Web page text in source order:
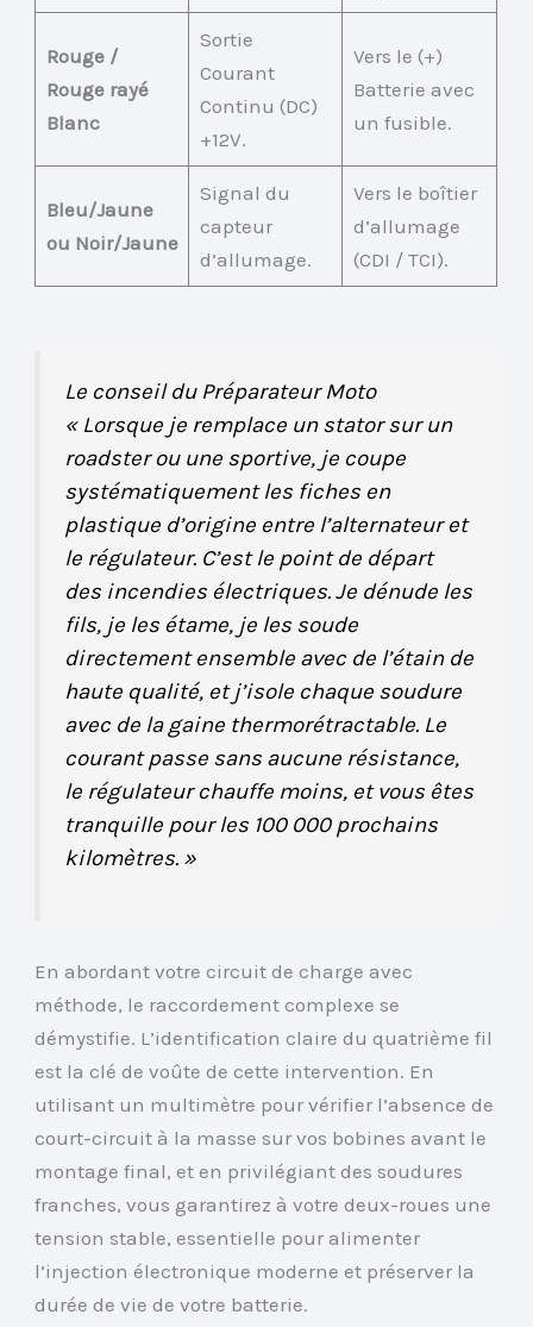
Rouge /
Rouge rayé
Blanc
Sortie
Courant
Continu (DC)
+12V.
Vers le (+)
Batterie avec
un fusible.
Bleu/Jaune
ou Noir/Jaune
Signal du
capteur
d’allumage.
Vers le boîtier
d’allumage
(CDI / TCI).
Le conseil du Préparateur Moto
« Lorsque je remplace un stator sur un
roadster ou une sportive, je coupe
systématiquement les fiches en
plastique d’origine entre l’alternateur et
le régulateur. C’est le point de départ
des incendies électriques. Je dénude les
fils, je les étame, je les soude
directement ensemble avec de l’étain de
haute qualité, et j’isole chaque soudure
avec de la gaine thermorétractable. Le
courant passe sans aucune résistance,
le régulateur chauffe moins, et vous êtes
tranquille pour les 100 000 prochains
kilomètres. »
En abordant votre circuit de charge avec
méthode, le raccordement complexe se
démystifie. L’identification claire du quatrième fil
est la clé de voûte de cette intervention. En
utilisant un multimètre pour vérifier l’absence de
court-circuit à la masse sur vos bobines avant le
montage final, et en privilégiant des soudures
franches, vous garantirez à votre deux-roues une
tension stable, essentielle pour alimenter
l’injection électronique moderne et préserver la
durée de vie de votre batterie.